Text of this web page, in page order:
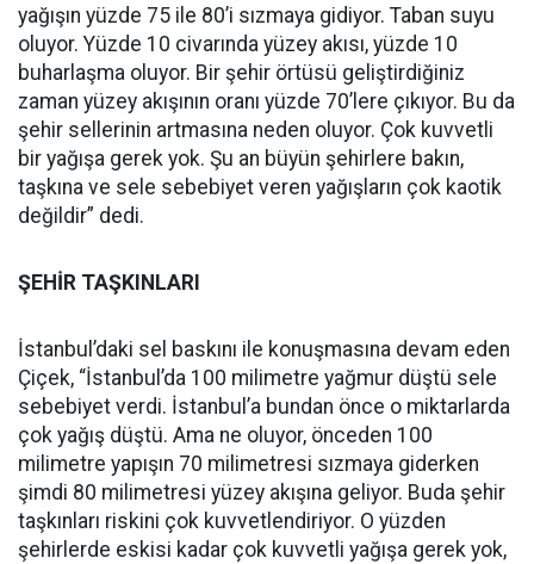
yağışın yüzde 75 ile 80’i sızmaya gidiyor. Taban suyu
oluyor. Yüzde 10 civarında yüzey akısı, yüzde 10
buharlaşma oluyor. Bir şehir örtüsü geliştirdiğiniz
zaman yüzey akışının oranı yüzde 70’lere çıkıyor. Bu da
şehir sellerinin artmasına neden oluyor. Çok kuvvetli
bir yağışa gerek yok. Şu an büyün şehirlere bakın,
taşkına ve sele sebebiyet veren yağışların çok kaotik
değildir” dedi.
ŞEHİR TAŞKINLARI
İstanbul’daki sel baskını ile konuşmasına devam eden
Çiçek, “İstanbul’da 100 milimetre yağmur düştü sele
sebebiyet verdi. İstanbul’a bundan önce o miktarlarda
çok yağış düştü. Ama ne oluyor, önceden 100
milimetre yapışın 70 milimetresi sızmaya giderken
şimdi 80 milimetresi yüzey akışına geliyor. Buda şehir
taşkınları riskini çok kuvvetlendiriyor. O yüzden
şehirlerde eskisi kadar çok kuvvetli yağışa gerek yok,